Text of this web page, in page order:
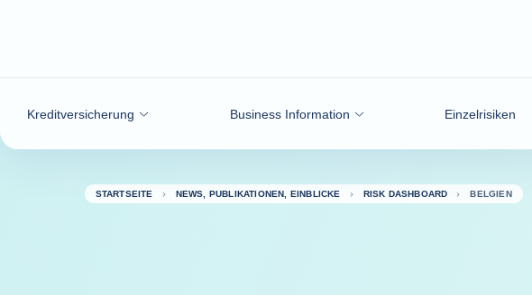
Kreditversicherung Business Information Einzelrisiken
STARTSEITE NEWS, PUBLIKATIONEN, EINBLICKE RISK DASHBOARD BELGIEN